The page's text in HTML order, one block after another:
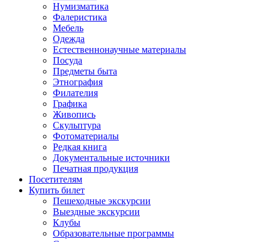
Нумизматика
Фалеристика
Мебель
Одежда
Естественнонаучные материалы
Посуда
Предметы быта
Этнография
Филателия
Графика
Живопись
Скульптура
Фотоматериалы
Редкая книга
Документальные источники
Печатная продукция
Посетителям
Купить билет
Пешеходные экскурсии
Выездные экскурсии
Клубы
Образовательные программы